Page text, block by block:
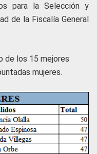
para la Selección y
de la Fiscalía General
de los 15 mejores
mujeres.